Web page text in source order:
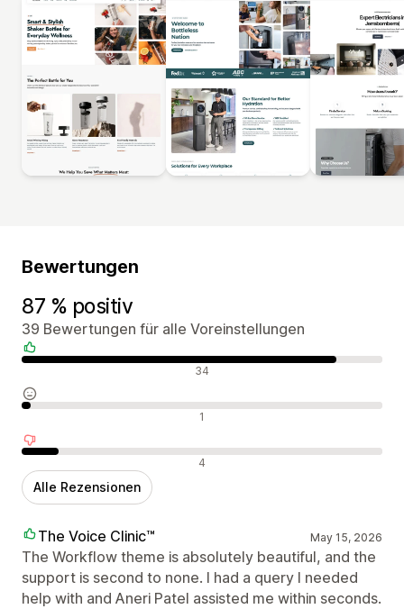
Bewertungen
87 % positiv
39 Bewertungen für alle Voreinstellungen
Positive Bewertungen 34
Neutrale Bewertungen 1
Negative Bewertungen 4
Alle Rezensionen
The Voice Clinic™ May 15, 2026
The Workflow theme is absolutely beautiful, and the
support is second to none. I had a query I needed
help with and Aneri Patel assisted me within seconds.